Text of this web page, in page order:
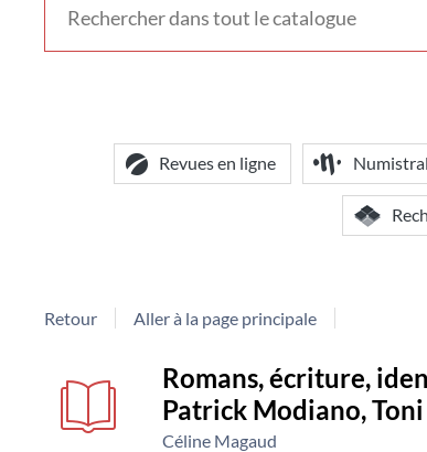
voir
Revues en ligne Numistral
Retour Aller à la page principale
Détail
document
Romans, écriture,
Patrick Modiano,
Céline Magaud